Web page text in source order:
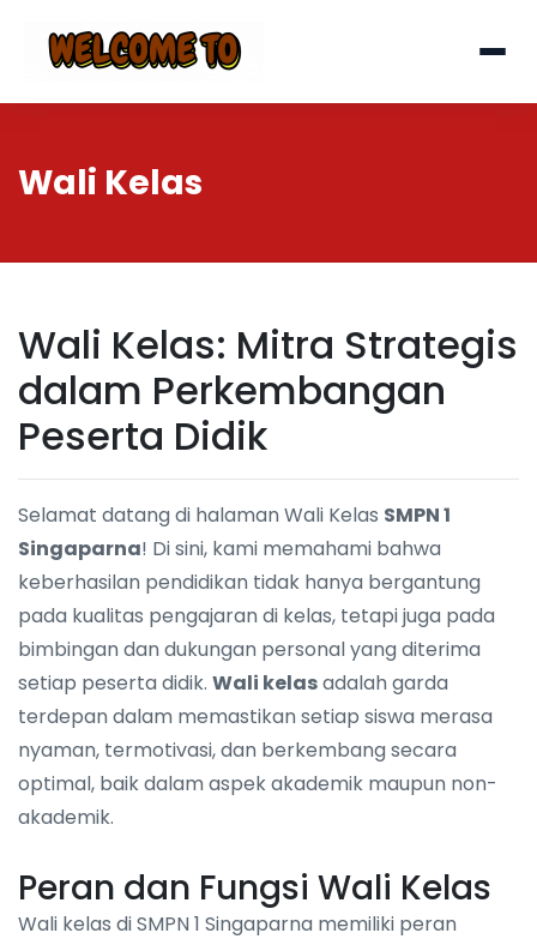
Wali Kelas
Wali Kelas: Mitra Strategis
dalam Perkembangan
Peserta Didik
Selamat datang di halaman Wali Kelas SMPN 1
Singaparna! Di sini, kami memahami bahwa
keberhasilan pendidikan tidak hanya bergantung
pada kualitas pengajaran di kelas, tetapi juga pada
bimbingan dan dukungan personal yang diterima
setiap peserta didik. Wali kelasadalah garda
terdepan dalam memastikan setiap siswa merasa
nyaman, termotivasi, dan berkembang secara
optimal, baik dalam aspek akademik maupun non-
akademik.
Peran dan Fungsi Wali Kelas
Wali kelas di SMPN 1 Singaparna memiliki peran